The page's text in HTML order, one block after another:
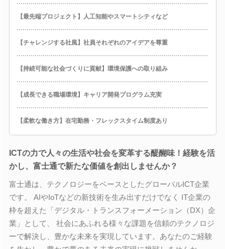
【最先端プロジェクト】人工知能やスマートシティなど
【チャレンジする社風】社員それぞれのアイデアを尊重
【持続可能な社会づくりに貢献】環境保護への取り組み
【成長できる職場環境】キャリア開発プログラム充実
【柔軟な働き方】在宅勤務・フレックスタイム制度あり
ICTの力で人々の生活や社会を変革する醍醐味！経験を活
かし、富士通で新たな価値を創出しませんか？
富士通は、テクノロジーをベースとしたグローバルICT企業
です。 AIやIoTなどの新技術を生み出すだけでなく IT企業の
枠を超えた「デジタル・トランスフォーメーション（DX）企
業」として、 社会にあふれる様々な課題を信頼のテクノロジ
ーで解決し、豊かな未来を実現しています。あなたのご経験